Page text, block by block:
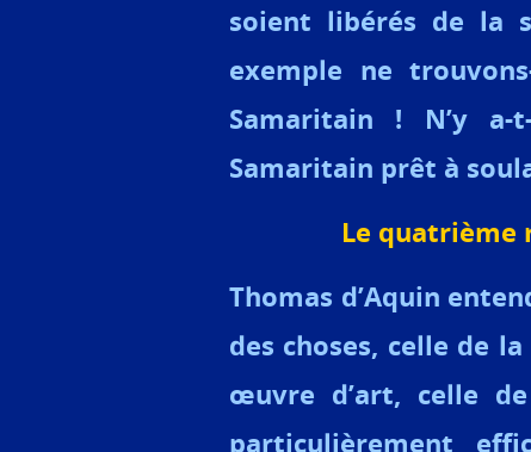
soient libérés de la
exemple ne
Samaritain ! N’y
Samaritain prêt à
Le quatrième
Thomas d’Aquin
des choses, celle de
œuvre d’art, celle
particulièrement